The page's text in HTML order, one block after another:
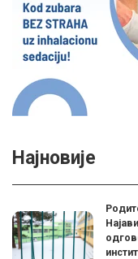
Најновије